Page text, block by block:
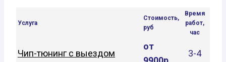
Услуга
Стоимость,
руб
Время
работ,
час
Чип-тюнинг с выездом
от
3-4